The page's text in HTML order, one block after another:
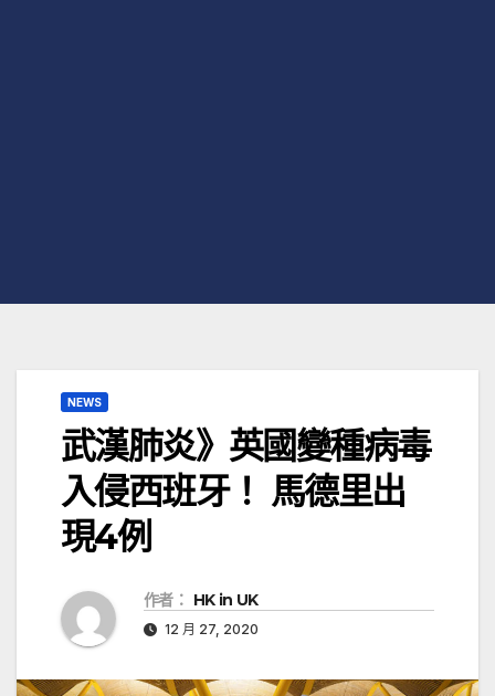
NEWS
武漢肺炎》英國變種病毒
入侵西班牙！ 馬德里出
現4例
作者： HK in UK
12 月 27, 2020